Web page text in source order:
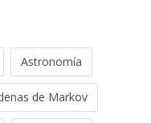
Astronomía
de Markov